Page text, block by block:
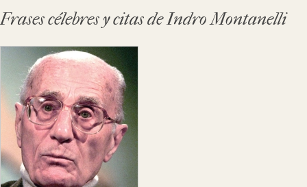
Frases célebres y citas de Indro Montanelli